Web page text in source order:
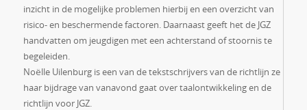
inzicht in de mogelijke problemen hierbij en een overzicht van
risico- en beschermende factoren. Daarnaast geeft het de JGZ
handvatten om jeugdigen met een achterstand of stoornis te
begeleiden.
Noëlle Uilenburg is een van de tekstschrijvers van de richtlijn ze
haar bijdrage van vanavond gaat over taalontwikkeling en de
richtlijn voor JGZ.